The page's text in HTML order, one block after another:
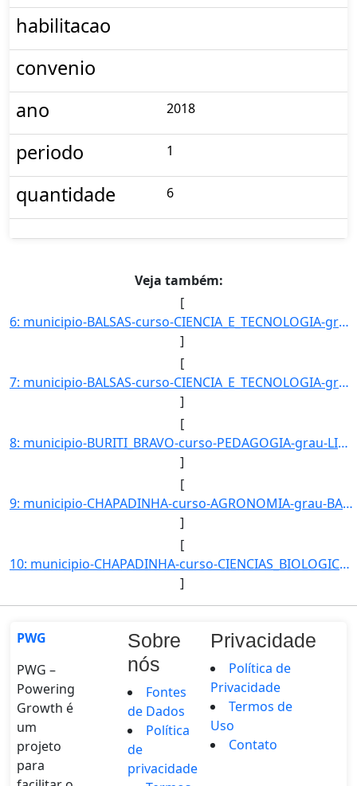
habilitacao
convenio
ano
2018
periodo 1
quantidade 6
Veja também:
[
6: municipio-BALSAS-curso-CIENCIA_E_TECNOLOGIA-grau-BACHARELADO-turno-Matutino-modalidade-Presencial-ni]
]
[
7: municipio-BALSAS-curso-CIENCIA_E_TECNOLOGIA-grau-BACHARELADO-turno-Noturno-modalidade-Presencial-niv]
]
[
8: municipio-BURITI_BRAVO-curso-PEDAGOGIA-grau-LICENCIATURA-turno-Matutino_e_Vespertino-modalidade-Pres]
]
[
9: municipio-CHAPADINHA-curso-AGRONOMIA-grau-BACHARELADO-turno-Matutino_e_Vespertino-modalidade-Presenc]
]
[
10: municipio-CHAPADINHA-curso-CIENCIAS_BIOLOGICAS-grau-LICENCIATURA_PLENA-turno-Vespertino-modalidade-P]
]
PWG
PWG –
Powering
Growth é
um
projeto
para
Sobre
nós
Fontes
de Dados
Política
de
privacidade
Privacidade
Política de
Privacidade
Termos de
Uso
Contato